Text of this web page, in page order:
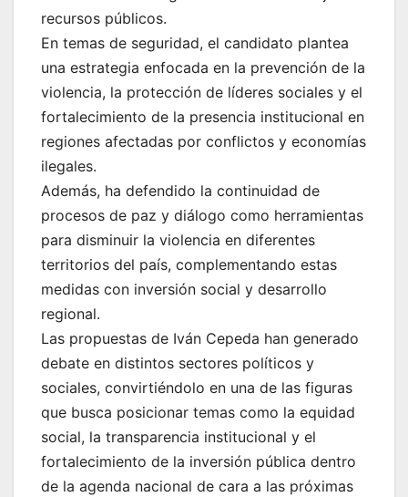
recursos públicos.
En temas de seguridad, el candidato plantea
una estrategia enfocada en la prevención de la
violencia, la protección de líderes sociales y el
fortalecimiento de la presencia institucional en
regiones afectadas por conflictos y economías
ilegales.
Además, ha defendido la continuidad de
procesos de paz y diálogo como herramientas
para disminuir la violencia en diferentes
territorios del país, complementando estas
medidas con inversión social y desarrollo
regional.
Las propuestas de Iván Cepeda han generado
debate en distintos sectores políticos y
sociales, convirtiéndolo en una de las figuras
que busca posicionar temas como la equidad
social, la transparencia institucional y el
fortalecimiento de la inversión pública dentro
de la agenda nacional de cara a las próximas